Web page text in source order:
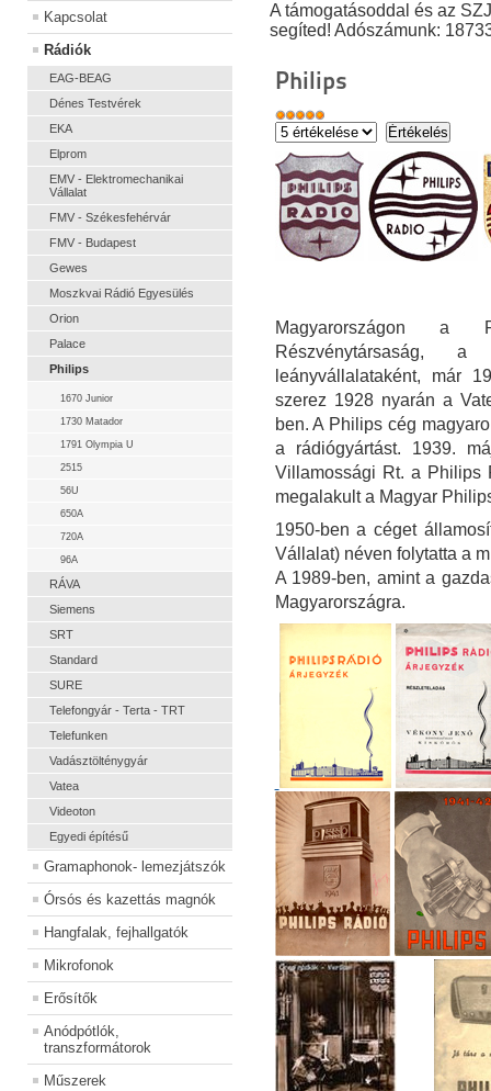
Kapcsolat
Rádiók
EAG-BEAG
Dénes Testvérek
EKA
Elprom
EMV - Elektromechanikai
Vállalat
FMV - Székesfehérvár
FMV - Budapest
Gewes
Moszkvai Rádió Egyesülés
Orion
Palace
Philips
1670 Junior
1730 Matador
1791 Olympia U
2515
56U
650A
720A
96A
RÁVA
Siemens
SRT
Standard
SURE
Telefongyár - Terta - TRT
Telefunken
Vadásztölténygyár
Vatea
Videoton
Egyedi építésű
Gramaphonok- lemezjátszók
Órsós és kazettás magnók
Hangfalak, fejhallgatók
Mikrofonok
Erősítők
Anódpótlók,
transzformátorok
Műszerek
A támogatásoddal és az
segíted! Adószámunk:
Philips
Magyarországon a
Részvénytársaság,
leányvállalataként, már
szerez 1928 nyarán a
ben. A Philips cég
a rádiógyártást. 1939.
Villamossági Rt. a Philips
megalakult a Magyar
1950-ben a céget
Vállalat) néven folytatta a
A 1989-ben, amint a
Magyarországra.